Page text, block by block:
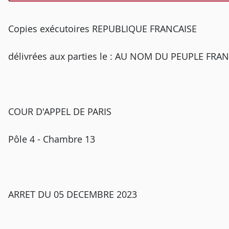
Copies exécutoires REPUBLIQUE FRANCAISE
délivrées aux parties le : AU NOM DU PEUPLE
COUR D'APPEL DE PARIS
Pôle 4 - Chambre 13
ARRET DU 05 DECEMBRE 2023